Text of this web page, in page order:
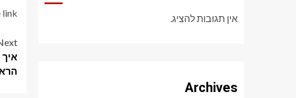
link אין תגובות להציג.
Archives